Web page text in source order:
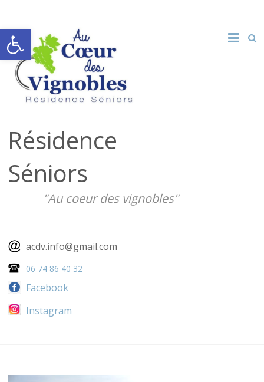
Ouvrir la barre d’outils
Résidence
Séniors
"Au coeur des vignobles"
acdv.info@gmail.com
06 74 86 40 32
Facebook
Instagram